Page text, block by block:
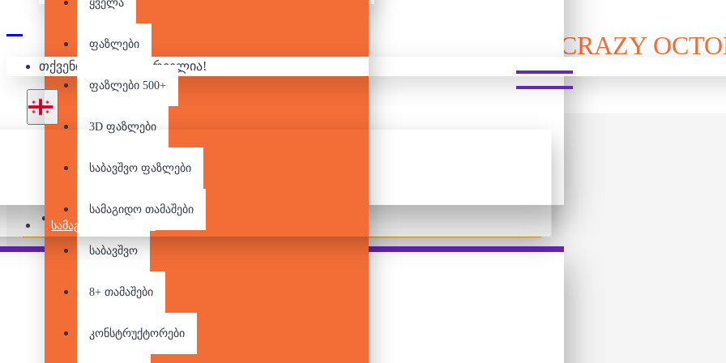
ᲡᲐᲛᲐᲒᲘᲓᲝ ᲗᲐᲛᲐᲨᲔᲑᲘ
ყველა
ფაზლები
ფაზლები 500+
3D ფაზლები
საბავშვო ფაზლები
სამაგიდო თამაშები
საბავშვო
8+ თამაშები
კონსტრუქტორები
თქვენი კალათა ცარიელია!
ᲡᲐᲛᲐᲒᲘᲓᲝ ᲗᲐᲛᲐᲨᲘ - CRAZY
არ არის მარაგში
Pair it With People Also Bought